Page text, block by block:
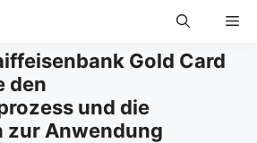
Gold Card
den
und die
zur Anwendung